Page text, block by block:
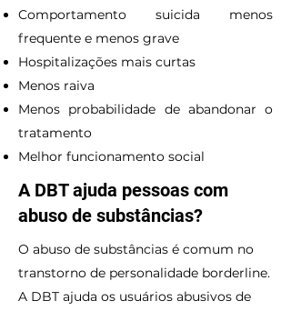
Comportamento suicida menos
frequente e menos grave
Hospitalizações mais curtas
Menos raiva
Menos probabilidade de abandonar o
tratamento
Melhor funcionamento social
A DBT ajuda pessoas com
abuso de substâncias?
O abuso de substâncias é comum no
transtorno de personalidade borderline.
A DBT ajuda os usuários abusivos de